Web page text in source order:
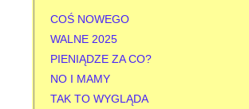
COŚ NOWEGO
WALNE 2025
PIENIĄDZE ZA CO?
NO I MAMY
TAK TO WYGLĄDA